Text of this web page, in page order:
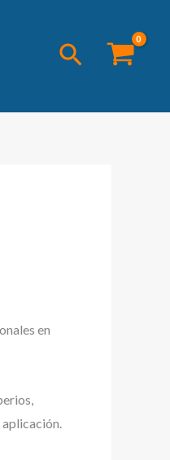
Buscar
en
aplicación.